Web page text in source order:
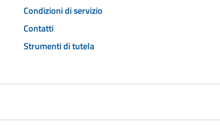
Condizioni di servizio
Contatti
Strumenti di tutela